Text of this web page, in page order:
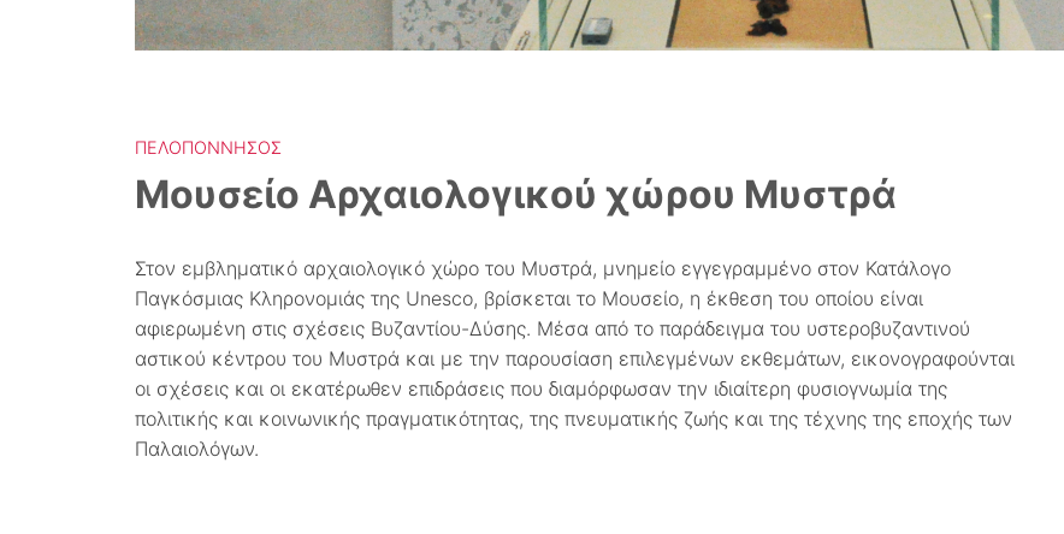
ΠΕΛΟΠΌΝΝΗΣΟΣ
Μουσείο Αρχαιολογικού χώρου Μυστρά
Στον εμβληματικό αρχαιολογικό χώρο του Μυστρά, μνημείο εγγεγραμμένο στον Κατάλογο
Παγκόσμιας Κληρονομιάς της Unesco, βρίσκεται το Μουσείο, η έκθεση του οποίου είναι
αφιερωμένη στις σχέσεις Βυζαντίου-Δύσης. Μέσα από το παράδειγμα του υστεροβυζαντινού
αστικού κέντρου του Μυστρά και με την παρουσίαση επιλεγμένων εκθεμάτων, εικονογραφούνται
οι σχέσεις και οι εκατέρωθεν επιδράσεις που διαμόρφωσαν την ιδιαίτερη φυσιογνωμία της
πολιτικής και κοινωνικής πραγματικότητας, της πνευματικής ζωής και της τέχνης της εποχής των
Παλαιολόγων.